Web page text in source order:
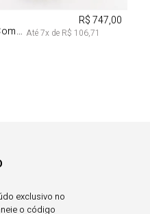
R$ 747,00
Até7x de R$ 106,71
exclusivo no
o código